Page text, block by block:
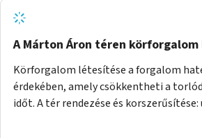
A Márton Áron téren
Körforgalom létesítése a forgalom
érdekében, amely csökkentheti a
időt. A tér rendezése és